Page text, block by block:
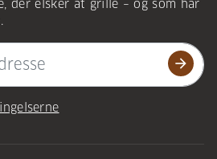
der elsker at grille – og som har
arrow_forward